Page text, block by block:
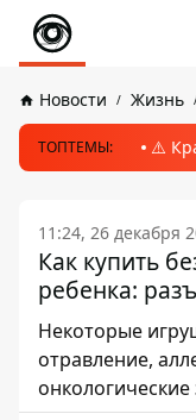
Новости Жизнь
ТОПТЕМЫ: ⚠️
11:24, 26 декабря
Как купить
ребенка:
Некоторые
отравление,